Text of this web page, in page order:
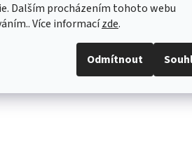
Dalším procházením tohoto webu
Více informacízde.
Odmítnout